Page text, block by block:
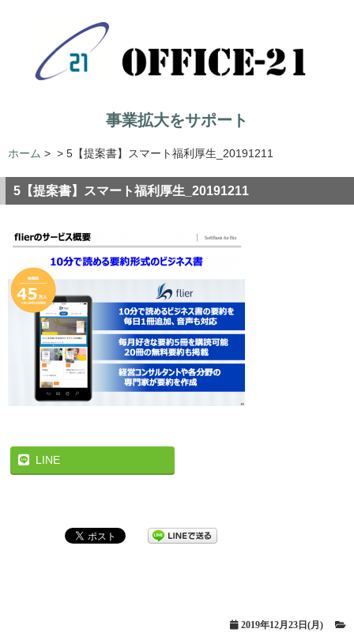
事業拡大をサポート
ホーム > > 5【提案書】スマート福利厚生_20191211
5【提案書】スマート福利厚生_20191211
LINE
2019年12月23日(月)